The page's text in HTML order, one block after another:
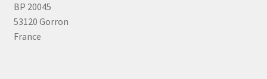
BP 20045
53120 Gorron
France